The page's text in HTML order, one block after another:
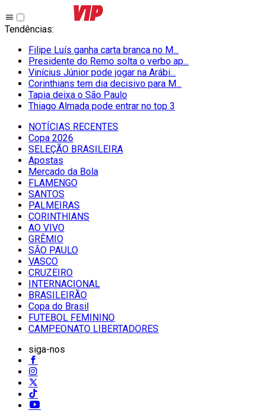
Tendências:
Filipe Luís ganha carta branca no M...
Presidente do Remo solta o verbo ap...
Vinícius Júnior pode jogar na Arábi...
Corinthians tem dia decisivo para M...
Tapia deixa o São Paulo
Thiago Almada pode entrar no top 3
NOTÍCIAS RECENTES
Copa 2026
SELEÇÃO BRASILEIRA
Apostas
Mercado da Bola
FLAMENGO
SANTOS
PALMEIRAS
CORINTHIANS
AO VIVO
GRÊMIO
SĀO PAULO
VASCO
CRUZEIRO
INTERNACIONAL
BRASILEIRÃO
Copa do Brasil
FUTEBOL FEMININO
CAMPEONATO LIBERTADORES
siga-nos